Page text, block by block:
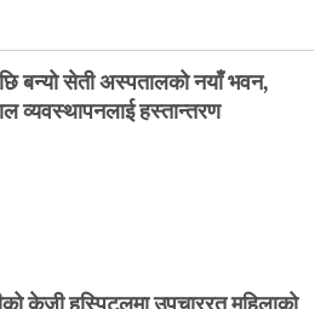
बन्यो सेती अस्पतालको नयाँ भवन,
व्यवस्थापनलाई हस्तान्तरण